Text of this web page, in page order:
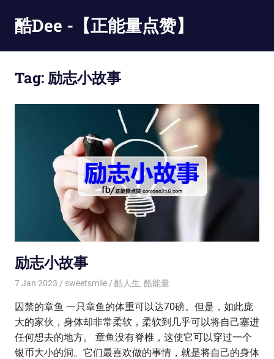
content
酷Dee -【正能量点赞】
最
Tag: 励志小故事
励志小故事
7 Jan 2023 sweetsmile 酷人生, 酷能量
囚禁的章鱼 一只章鱼的体重可以达70磅。但是，如此庞
大的家伙，身体却非常柔软，柔软到几乎可以将自己塞进
任何想去的地方。 章鱼没有脊椎，这使它可以穿过一个
银币大小的洞。它们最喜欢做的事情，就是将自己的身体